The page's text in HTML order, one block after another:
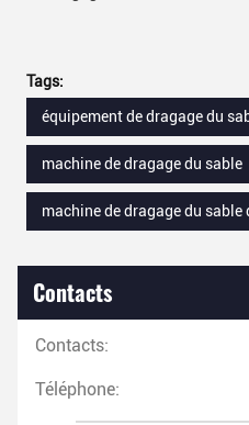
Tags:
équipement de dragage du
machine de dragage du sable
machine de dragage du sable
Contacts
Contacts:
Téléphone: